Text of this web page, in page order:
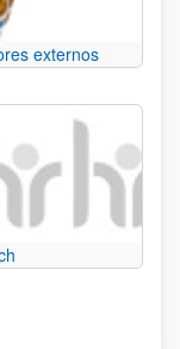
externos